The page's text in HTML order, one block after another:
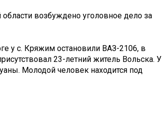
возбуждено уголовное дело за
у с. Кряжим остановили ВАЗ-2106, в
23-летний житель Вольска. У
Молодой человек находится под